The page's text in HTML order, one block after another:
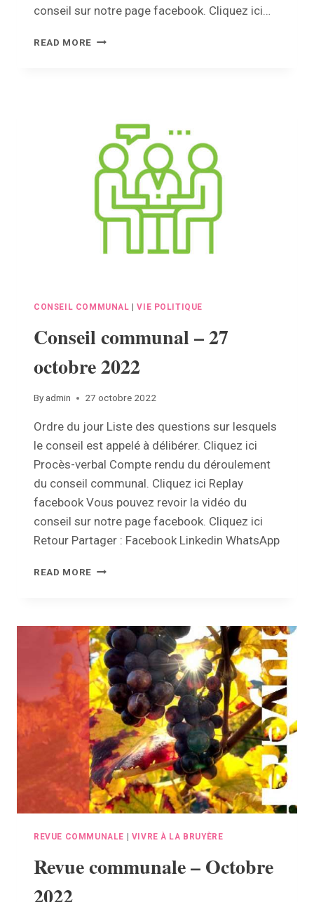
conseil sur notre page facebook. Cliquez ici…
READ MORE CONSEIL
CONSEIL COMMUNAL |VIE POLITIQUE
Conseil communal – 27
octobre 2022
By admin 27 octobre 2022
Ordre du jour Liste des questions sur lesquels
le conseil est appelé à délibérer. Cliquez ici
Procès-verbal Compte rendu du déroulement
du conseil communal. Cliquez ici Replay
facebook Vous pouvez revoir la vidéo du
conseil sur notre page facebook. Cliquez ici
Retour Partager : Facebook Linkedin WhatsApp
READ MORE CONSEIL
OCTOBRE
2022
REVUE COMMUNALE VIVRE À LA BRUYÈRE
Revue communale – Octobre
2022